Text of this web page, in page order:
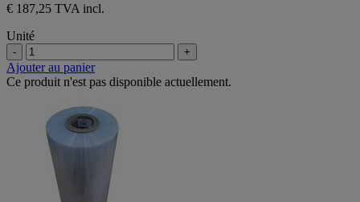
€ 187,25 TVA incl.
Unité
- +
Ajouter au panier
Ce produit n'est pas disponible actuellement.